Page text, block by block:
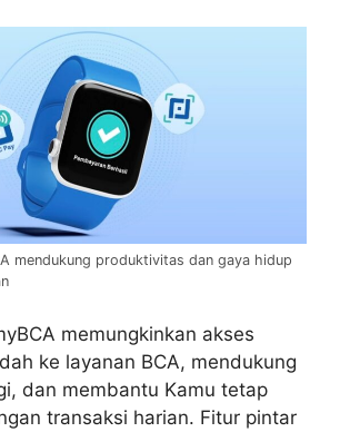
mendukung produktivitas dan gaya hidup
memungkinkan akses
ke layanan BCA, mendukung
dan membantu Kamu tetap
transaksi harian. Fitur pintar